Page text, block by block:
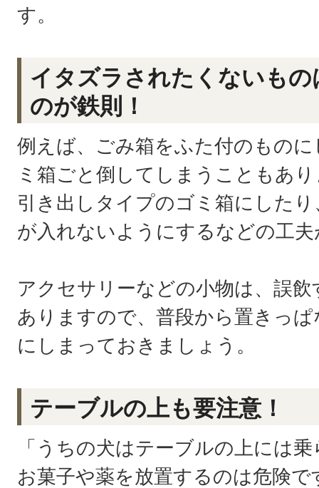
す。
イタズラされたくないも
のが鉄則！
例えば、ごみ箱をふた付のもの
ミ箱ごと倒してしまうこともあ
引き出しタイプのゴミ箱にした
が入れないようにするなどの工
アクセサリーなどの小物は、誤
ありますので、普段から置きっ
にしまっておきましょう。
テーブルの上も要注意！
「うちの犬はテーブルの上には
お菓子や薬を放置するのは危険で